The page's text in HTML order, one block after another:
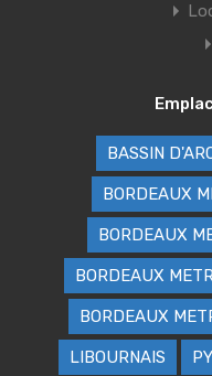
BASSIN
BORDEAUX
BORDEAUX
BORDEAUX
BORDEAUX
LIBOURNAIS